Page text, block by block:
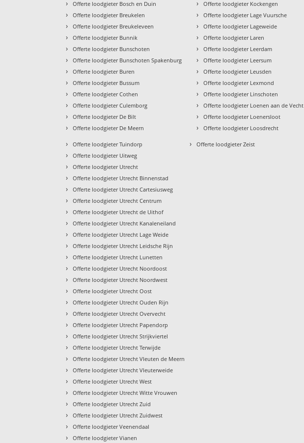
› Offerte loodgieter Bosch en Duin
› Offerte loodgieter Breukelen
› Offerte loodgieter Breukeleveen
› Offerte loodgieter Bunnik
› Offerte loodgieter Bunschoten
› Offerte loodgieter Bunschoten Spakenburg
› Offerte loodgieter Buren
› Offerte loodgieter Bussum
› Offerte loodgieter Cothen
› Offerte loodgieter Culemborg
› Offerte loodgieter De Bilt
› Offerte loodgieter De Meern
› Offerte loodgieter Kockengen
› Offerte loodgieter Lage Vuursche
› Offerte loodgieter Lageweide
› Offerte loodgieter Laren
› Offerte loodgieter Leerdam
› Offerte loodgieter Leersum
› Offerte loodgieter Leusden
› Offerte loodgieter Lexmond
› Offerte loodgieter Linschoten
› Offerte loodgieter Loenen aan de Vecht
› Offerte loodgieter Loenersloot
› Offerte loodgieter Loosdrecht
› Offerte loodgieter Tuindorp
› Offerte loodgieter Uitweg
› Offerte loodgieter Utrecht
› Offerte loodgieter Utrecht Binnenstad
› Offerte loodgieter Utrecht Cartesiusweg
› Offerte loodgieter Utrecht Centrum
› Offerte loodgieter Utrecht de Uithof
› Offerte loodgieter Utrecht Kanaleneiland
› Offerte loodgieter Utrecht Lage Weide
› Offerte loodgieter Utrecht Leidsche Rijn
› Offerte loodgieter Utrecht Lunetten
› Offerte loodgieter Utrecht Noordoost
› Offerte loodgieter Utrecht Noordwest
› Offerte loodgieter Utrecht Oost
› Offerte loodgieter Utrecht Ouden Rijn
› Offerte loodgieter Utrecht Overvecht
› Offerte loodgieter Utrecht Papendorp
› Offerte loodgieter Utrecht Strijkviertel
› Offerte loodgieter Utrecht Terwijde
› Offerte loodgieter Utrecht Vleuten de Meern
› Offerte loodgieter Utrecht Vleuterweide
› Offerte loodgieter Utrecht West
› Offerte loodgieter Utrecht Witte Vrouwen
› Offerte loodgieter Utrecht Zuid
› Offerte loodgieter Utrecht Zuidwest
› Offerte loodgieter Veenendaal
› Offerte loodgieter Vianen
› Offerte loodgieter Zeist